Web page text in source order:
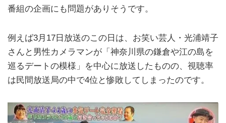
番組の企画にも問題がありそうです。
例えば3月17日放送のこの日は、お笑い芸人・光浦靖子
さんと男性カメラマンが「神奈川県の鎌倉や江の島を
巡るデートの模様」を中心に放送したものの、視聴率
は民間放送局の中で4位と惨敗してしまったのです。